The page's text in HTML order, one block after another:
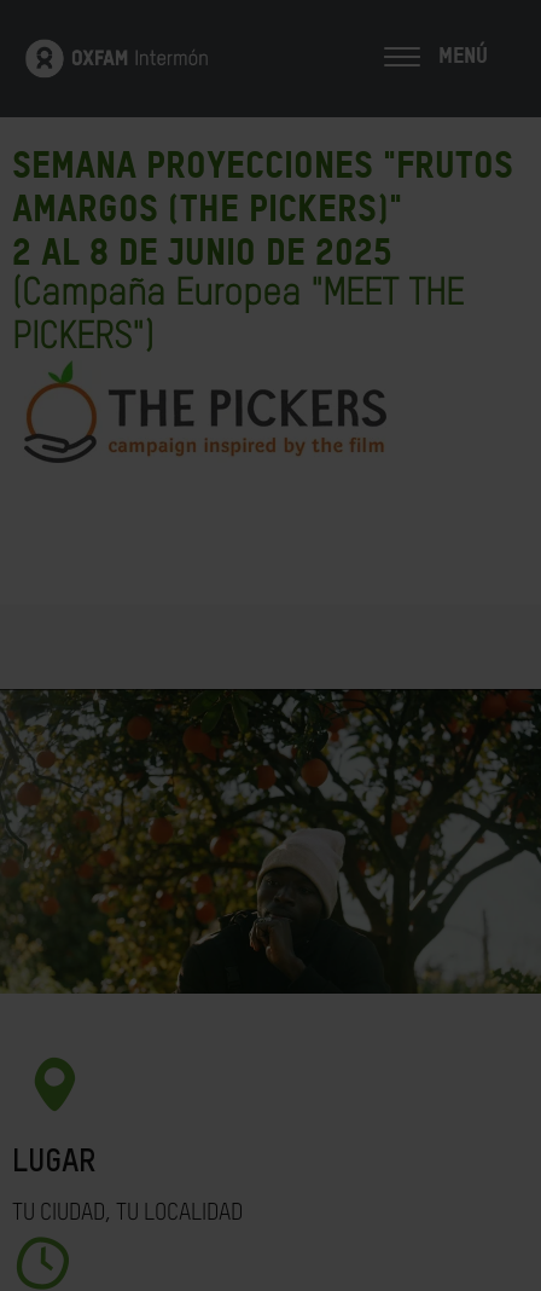
MENÚ
Semana proyecciones "Frutos
Amargos (The Pickers)"
2 al 8 de junio de 2025
(Campaña Europea "MEET THE
PICKERS")
LUGAR
TU CIUDAD, TU LOCALIDAD